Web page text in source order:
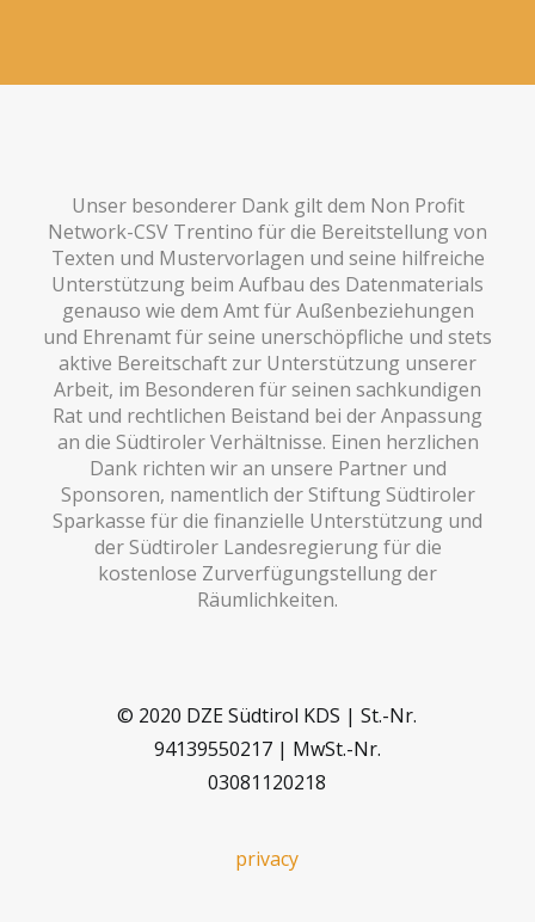
Unser besonderer Dank gilt dem Non Profit
Network-CSV Trentino für die Bereitstellung von
Texten und Mustervorlagen und seine hilfreiche
Unterstützung beim Aufbau des Datenmaterials
genauso wie dem Amt für Außenbeziehungen
und Ehrenamt für seine unerschöpfliche und stets
aktive Bereitschaft zur Unterstützung unserer
Arbeit, im Besonderen für seinen sachkundigen
Rat und rechtlichen Beistand bei der Anpassung
an die Südtiroler Verhältnisse. Einen herzlichen
Dank richten wir an unsere Partner und
Sponsoren, namentlich der Stiftung Südtiroler
Sparkasse für die finanzielle Unterstützung und
der Südtiroler Landesregierung für die
kostenlose Zurverfügungstellung der
Räumlichkeiten.
© 2020 DZE Südtirol KDS | St.-Nr.
94139550217 | MwSt.-Nr.
03081120218
privacy